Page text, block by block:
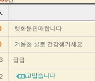
햇화분판매합니다
겨울철 꿀로 건강챙기세요
급급
고맙습니다